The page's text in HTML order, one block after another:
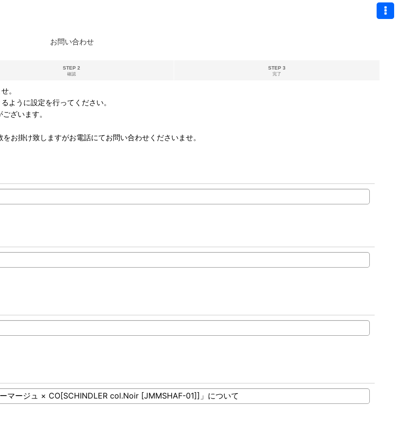
お問い合わせ
STEP 2
確認
STEP 3
完了
。
ように設定を行ってください。
ざいます。
お掛け致しますがお電話にてお問い合わせくださいませ。